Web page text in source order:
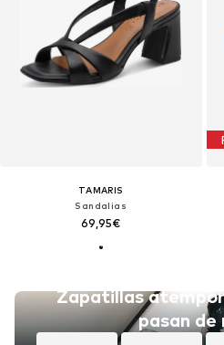
TAMARIS
Sandalias
69,95€
Zapatillas
pasan de